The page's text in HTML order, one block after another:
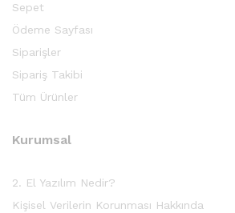
Sepet
Ödeme Sayfası
Siparişler
Sipariş Takibi
Tüm Ürünler
Kurumsal
2. El Yazılım Nedir?
Kişisel Verilerin Korunması Hakkında